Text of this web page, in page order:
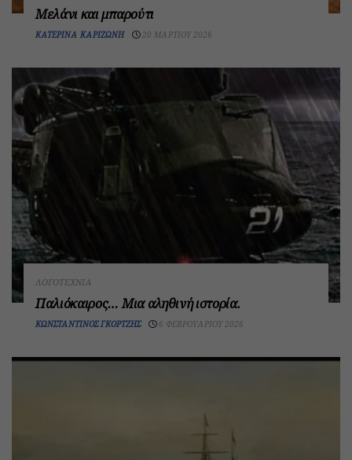
Μελάνι και μπαρούτι
ΚΑΤΕΡΊΝΑ ΚΑΡΙΖΏΝΗ 20 ΜΑΡΤΊΟΥ 2026
ΛΟΓΟΤΕΧΝΊΑ
Παλιόκαιρος… Μια αληθινή ιστορία.
ΚΩΝΣΤΑΝΤΊΝΟΣ ΓΚΟΡΤΖΉΣ 6 ΦΕΒΡΟΥΑΡΊΟΥ 2026